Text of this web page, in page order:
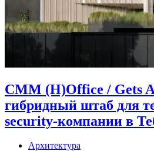
CMM (H)Office / Gets
гибридный штаб для
security-компании в
Архитектура